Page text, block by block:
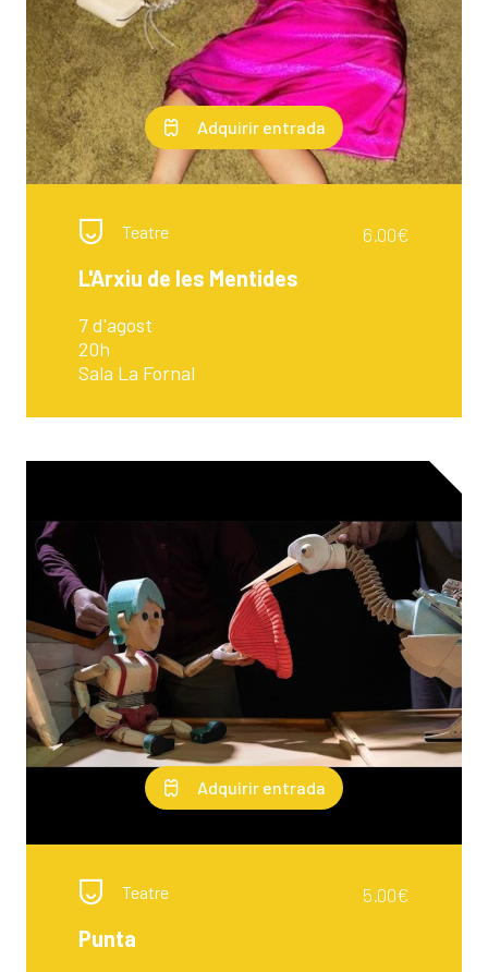
Adquirir entrada
Teatre 6.00€
L'Arxiu de les Mentides
7 d'agost
20h
Sala La Fornal
Adquirir entrada
Teatre 5.00€
Punta